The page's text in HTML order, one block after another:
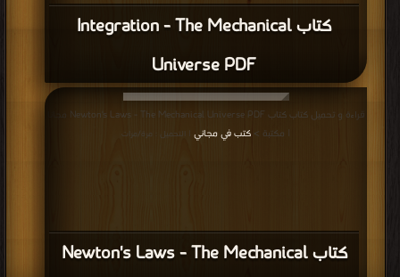
كتاب Integration - The Mechanical
Universe PDF
كتاب Newton's Laws - The Mechanical
| مكتبة > كتب في مجاني | التحميل : مرة/مرات